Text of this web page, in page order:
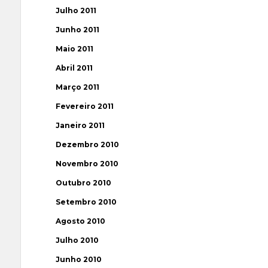
Julho 2011
Junho 2011
Maio 2011
Abril 2011
Março 2011
Fevereiro 2011
Janeiro 2011
Dezembro 2010
Novembro 2010
Outubro 2010
Setembro 2010
Agosto 2010
Julho 2010
Junho 2010